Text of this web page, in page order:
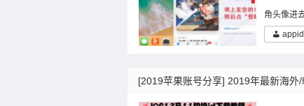
角头像进